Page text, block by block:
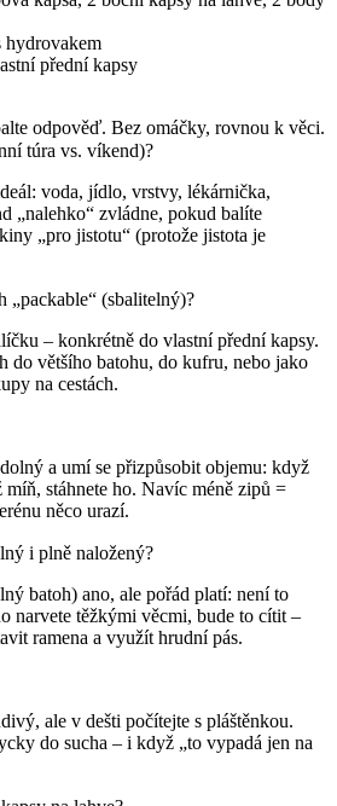
hydrovakem
přední kapsy
odpověď. Bez omáčky, rovnou k věci.
túra vs. víkend)?
voda, jídlo, vrstvy, lékárnička,
„nalehko“ zvládne, pokud balíte
„pro jistotu“ (protože jistota je
„packable“ (sbalitelný)?
– konkrétně do vlastní přední kapsy.
do většího batohu, do kufru, nebo jako
na cestách.
a umí se přizpůsobit objemu: když
stáhnete ho. Navíc méně zipů =
něco urazí.
i plně naložený?
batoh) ano, ale pořád platí: není to
narvete těžkými věcmi, bude to cítit –
ramena a využít hrudní pás.
ale v dešti počítejte s pláštěnkou.
do sucha – i když „to vypadá jen na